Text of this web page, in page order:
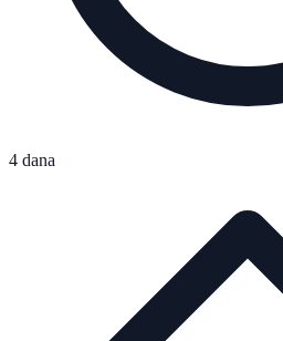
4 dana